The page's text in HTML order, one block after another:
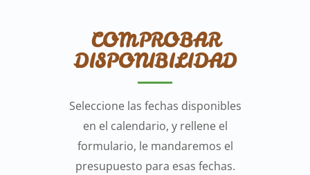
COMPROBAR
DISPONIBILIDAD
Seleccione las fechas disponibles
en el calendario, y rellene el
formulario, le mandaremos el
presupuesto para esas fechas.